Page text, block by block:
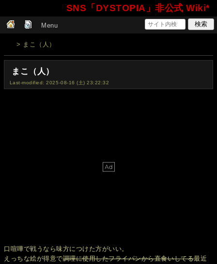
SNS「DYSTOPIA」非公式 Wiki*
Menu
> まこ（人）
まこ（人）
Last-modified: 2025-08-16 (土) 23:22:32
口喧嘩で戦うなら味方につけた方がいい。
えっちな絵が得意で調理に使用したフライパンから直食いしてる最近